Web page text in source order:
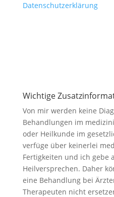
Datenschutzerklärung
Wichtige
Von mir werden keine
Behandlungen im
oder Heilkunde im
verfüge über keinerlei
Fertigkeiten und ich gebe
Heilversprechen. Daher
eine Behandlung bei
Therapeuten nicht